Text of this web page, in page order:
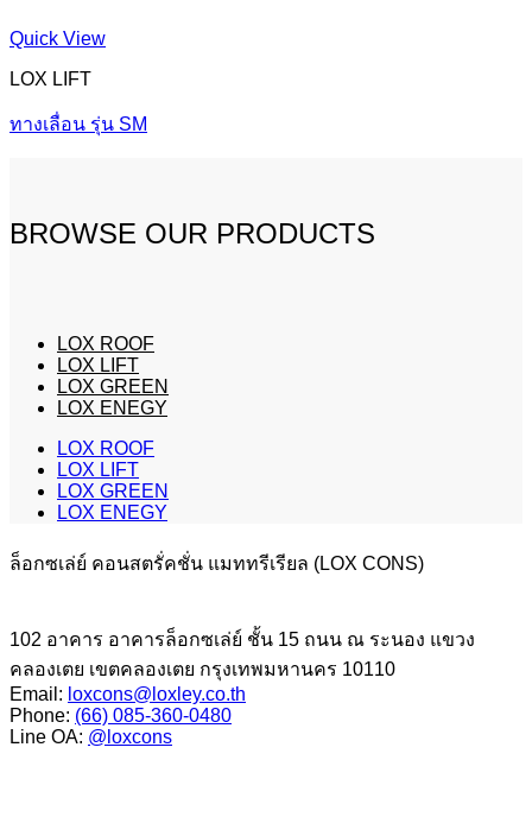
Quick View
LOX LIFT
ทางเลื่อน รุ่น SM
BROWSE OUR PRODUCTS
LOX ROOF
LOX LIFT
LOX GREEN
LOX ENEGY
LOX ROOF
LOX LIFT
LOX GREEN
LOX ENEGY
ล็อกซเล่ย์ คอนสตรั่คชั่น แมททรีเรียล (LOX CONS)
102 อาคาร อาคารล็อกซเล่ย์ ชั้น 15 ถนน ณ ระนอง แขวง
คลองเตย เขตคลองเตย กรุงเทพมหานคร 10110
Email: loxcons@loxley.co.th
Phone: (66) 085-360-0480
Line OA: @loxcons